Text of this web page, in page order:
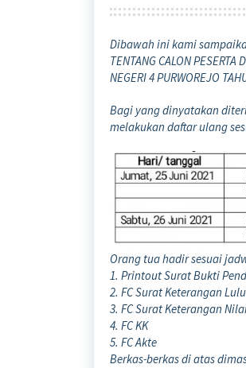
Dibawah ini kami
TENTANG CALON PESERTA
NEGERI 4 PURWOREJO
Bagi yang dinyatakan
melakukan daftar ulang
Orang tua hadir sesuai
1. Printout Surat Bukti
2. FC Surat Keterangan
3. FC Surat Keterangan
4. FC KK
5. FC Akte
Berkas-berkas di atas